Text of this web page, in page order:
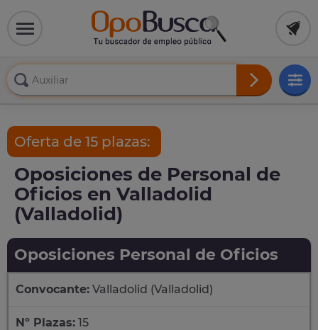
Oferta de 15 plazas:
Oposiciones de Personal de
Oficios en Valladolid
(Valladolid)
Oposiciones Personal de Oficios
Convocante: Valladolid (Valladolid)
Nº Plazas: 15